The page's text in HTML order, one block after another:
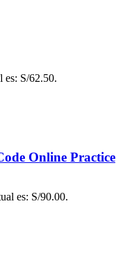
es: S/62.50.
Online Practice
es: S/90.00.